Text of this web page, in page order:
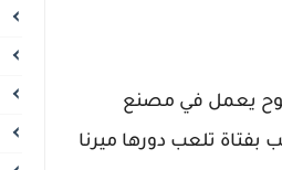
يعمل في مصنع
تلعب دورها ميرنا